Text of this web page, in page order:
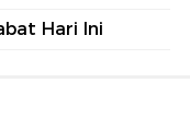
Hari Ini